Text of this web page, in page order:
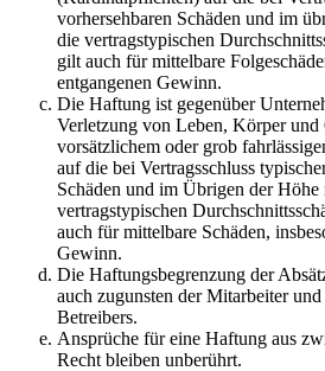
vorhersehbaren Schäden und im
die vertragstypischen
gilt auch für mittelbare
entgangenen Gewinn.
Die Haftung ist gegenüber
Verletzung von Leben, Körper und
vorsätzlichem oder grob
auf die bei Vertragsschluss
Schäden und im Übrigen der Höhe
vertragstypischen
auch für mittelbare Schäden,
Gewinn.
Die Haftungsbegrenzung der
auch zugunsten der Mitarbeiter
Betreibers.
Ansprüche für eine Haftung aus
Recht bleiben unberührt.